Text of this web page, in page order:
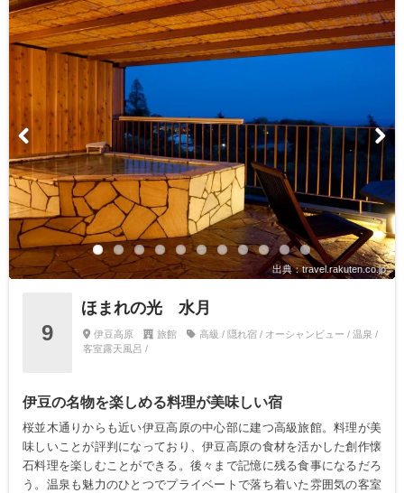
出典：travel.rakuten.co.jp
9
ほまれの光 水月
伊豆高原 旅館
高級 / 隠れ宿 / オーシャンビュー / 温泉 /
客室露天風呂 /
伊豆の名物を楽しめる料理が美味しい宿
桜並木通りからも近い伊豆高原の中心部に建つ高級旅館。料理が美
味しいことが評判になっており、伊豆高原の食材を活かした創作懐
石料理を楽しむことができる。後々まで記憶に残る食事になるだろ
う。温泉も魅力のひとつでプライベートで落ち着いた雰囲気の客室